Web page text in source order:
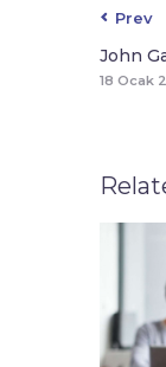
Prev
John
18 Ocak